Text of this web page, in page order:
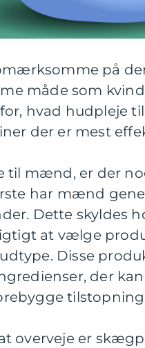
på
måde som
hvad hudpleje
der er mest
til mænd, er der
har mænd
Dette skyldes
at vælge
Disse
der
overveje er